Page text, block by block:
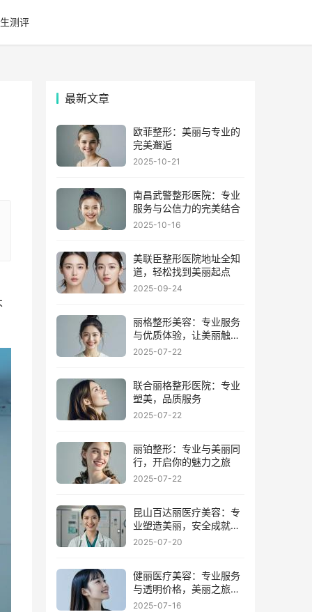
测评
最新文章
欧菲整形：美丽与专业的
完美邂逅
2025-10-21
南昌武警整形医院：专业
服务与公信力的完美结合
2025-10-16
美联臣整形医院地址全知
道，轻松找到美丽起点
2025-09-24
丽格整形美容：专业服务
与优质体验，让美丽触手
可及
2025-07-22
联合丽格整形医院：专业
塑美，品质服务
2025-07-22
丽铂整形：专业与美丽同
行，开启你的魅力之旅
2025-07-22
昆山百达丽医疗美容：专
业塑造美丽，安全成就梦
想
2025-07-20
健丽医疗美容：专业服务
与透明价格，美丽之旅从
这里开始
2025-07-16